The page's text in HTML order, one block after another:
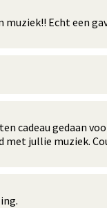
Echt een
cadeau gedaan
met jullie muziek.